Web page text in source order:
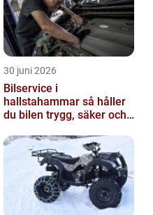
30 juni 2026
Bilservice i
hallstahammar så håller
du bilen trygg, säker och